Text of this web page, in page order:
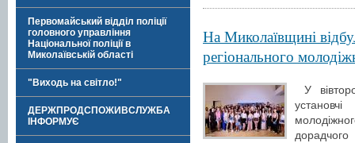
Первомайський відділ поліції
головного управління
Національної поліції в
Миколаївській області
"Виходь на світло!"
ДЕРЖПРОДСПОЖИВСЛУЖБА
ІНФОРМУЄ
На Миколаївщині
регіонального
У